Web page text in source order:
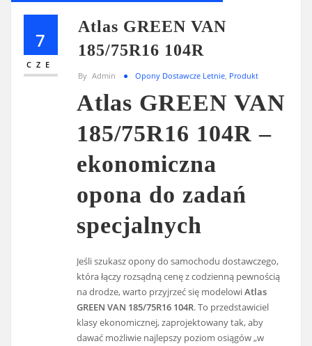
7
CZE
Atlas GREEN VAN
185/75R16 104R
By Admin Opony Dostawcze Letnie, Produkt
Atlas GREEN VAN
185/75R16 104R –
ekonomiczna
opona do zadań
specjalnych
Jeśli szukasz opony do samochodu dostawczego,
która łączy rozsądną cenę z codzienną pewnością
na drodze, warto przyjrzeć się modelowiAtlas
GREEN VAN 185/75R16 104R. To przedstawiciel
klasy ekonomicznej, zaprojektowany tak, aby
dawać możliwie najlepszy poziom osiągów „w